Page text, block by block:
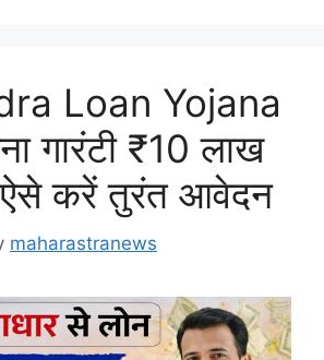
Loan Yojana
गारंटी ₹10 लाख
ऐसे करें तुरंत आवेदन
maharastranews